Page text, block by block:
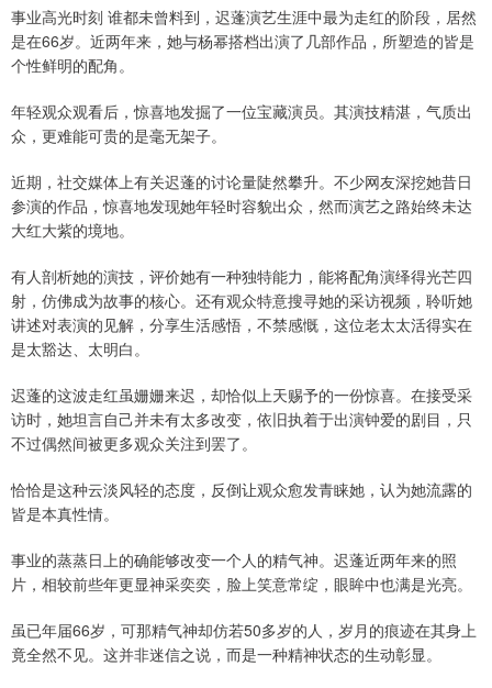
事业高光时刻 谁都未曾料到，迟蓬演艺生涯中最为走红的阶段，居然
是在66岁。近两年来，她与杨幂搭档出演了几部作品，所塑造的皆是
个性鲜明的配角。
年轻观众观看后，惊喜地发掘了一位宝藏演员。其演技精湛，气质出
众，更难能可贵的是毫无架子。
近期，社交媒体上有关迟蓬的讨论量陡然攀升。不少网友深挖她昔日
参演的作品，惊喜地发现她年轻时容貌出众，然而演艺之路始终未达
大红大紫的境地。
有人剖析她的演技，评价她有一种独特能力，能将配角演绎得光芒四
射，仿佛成为故事的核心。还有观众特意搜寻她的采访视频，聆听她
讲述对表演的见解，分享生活感悟，不禁感慨，这位老太太活得实在
是太豁达、太明白。
迟蓬的这波走红虽姗姗来迟，却恰似上天赐予的一份惊喜。在接受采
访时，她坦言自己并未有太多改变，依旧执着于出演钟爱的剧目，只
不过偶然间被更多观众关注到罢了。
恰恰是这种云淡风轻的态度，反倒让观众愈发青睐她，认为她流露的
皆是本真性情。
事业的蒸蒸日上的确能够改变一个人的精气神。迟蓬近两年来的照
片，相较前些年更显神采奕奕，脸上笑意常绽，眼眸中也满是光亮。
虽已年届66岁，可那精气神却仿若50多岁的人，岁月的痕迹在其身上
竟全然不见。这并非迷信之说，而是一种精神状态的生动彰显。